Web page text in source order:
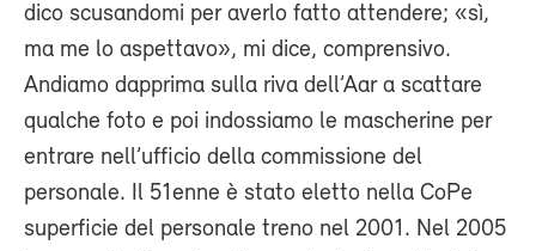
dico scusandomi per averlo fatto attendere; «sì,
ma me lo aspettavo», mi dice, comprensivo.
Andiamo dapprima sulla riva dell’Aar a scattare
qualche foto e poi indossiamo le mascherine per
entrare nell’ufficio della commissione del
personale. Il 51enne è stato eletto nella CoPe
superficie del personale treno nel 2001. Nel 2005